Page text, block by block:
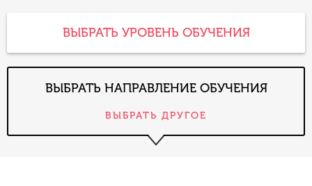
ВЫБРАТЬ УРОВЕНЬ ОБУЧЕНИЯ
ВЫБРАТЬ НАПРАВЛЕНИЕ ОБУЧЕНИЯ
ВЫБРАТЬ ДРУГОЕ